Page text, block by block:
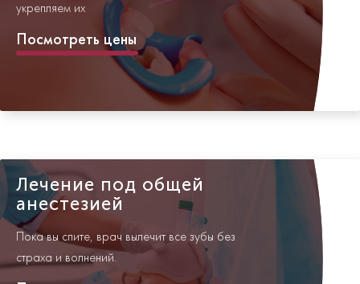
укрепляем их
Посмотреть цены
Лечение под общей
анестезией
Пока вы спите, врач вылечит все зубы без
страха и волнений.